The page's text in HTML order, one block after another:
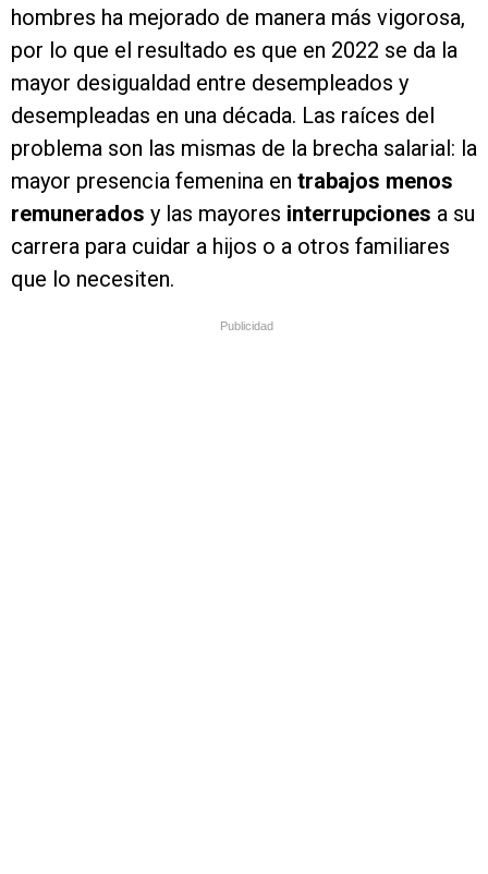
hombres ha mejorado de manera más vigorosa,
por lo que el resultado es que en 2022 se da la
mayor desigualdad entre desempleados y
desempleadas en una década. Las raíces del
problema son las mismas de la brecha salarial: la
mayor presencia femenina en trabajos menos
remunerados y las mayores interrupciones a su
carrera para cuidar a hijos o a otros familiares
que lo necesiten.
Publicidad